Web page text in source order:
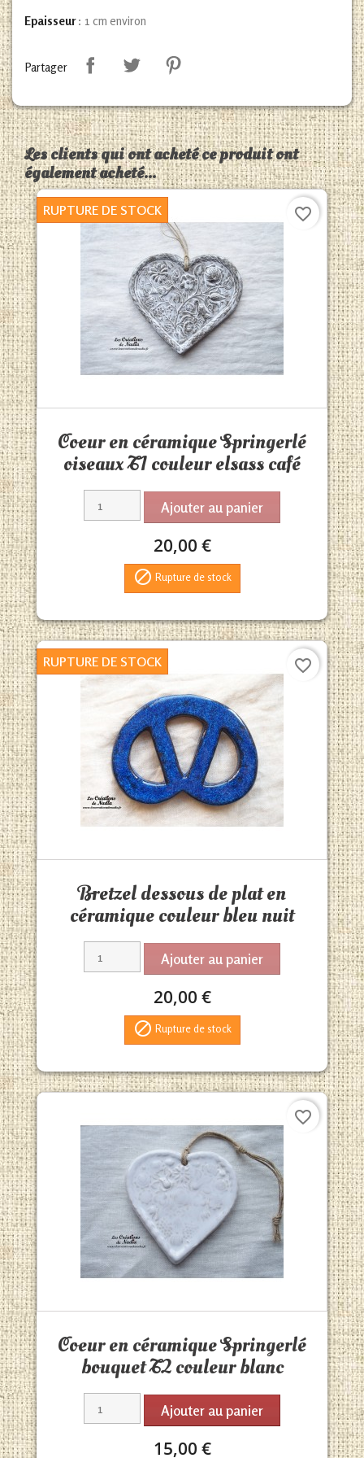
Epaisseur: 1 cm environ
Partager
Les clients qui ont acheté ce produit ont
également acheté...
Coeur en céramique Springerlé
oiseaux T1 couleur elsass café
Ajouter au panier
20,00 €
 Rupture de stock
RUPTURE DE STOCK favorite_border
Bretzel dessous de plat en
céramique couleur bleu nuit
Ajouter au panier
20,00 €
 Rupture de stock
RUPTURE DE STOCK favorite_border
Coeur en céramique Springerlé
bouquet T2 couleur blanc
Ajouter au panier
15,00 €
favorite_border